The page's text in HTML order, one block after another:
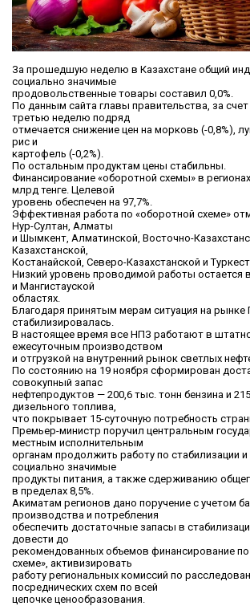
За прошедшую неделю в Казахстане общий
социально значимые
продовольственные товары составил 0,0%.
По данным сайта главы правительства, за
третью неделю подряд
отмечается снижение цен на морковь (-0,8%),
рис и
картофель (-0,2%).
По остальным продуктам цены стабильны.
Финансирование «оборотной схемы» в
млрд тенге. Целевой
уровень обеспечен на 97,7%.
Эффективная работа по «оборотной схеме»
Нур-Султан, Алматы
и Шымкент, Алматинской, Восточно-
Казахстанской,
Костанайской, Северо-Казахстанской и
Низкий уровень проводимой работы остается
и Мангистауской
областях.
Благодаря принятым мерам ситуация на рынке
стабилизировалась.
В настоящее время все НПЗ работают в
ежесуточным производством
и отгрузкой на внутренний рынок светлых
По состоянию на 19 ноября сформирован
совокупный запас
нефтепродуктов — 200,6 тыс. тонн бензина и
дизельного топлива,
что покрывает 15-суточную потребность
Премьер-министр поручил центральным
местным исполнительным
органам продолжить работу по стабилизации
социально значимые
продукты питания, а также сдерживанию
в пределах 8,5%.
Акиматам регионов дано поручение с учетом
производства и потребления
обеспечить достаточные запасы в
довести до
рекомендованных объемов финансирование
схеме», активизировать
работу региональных комиссий по
посреднических схем по всей
цепочке ценообразования.